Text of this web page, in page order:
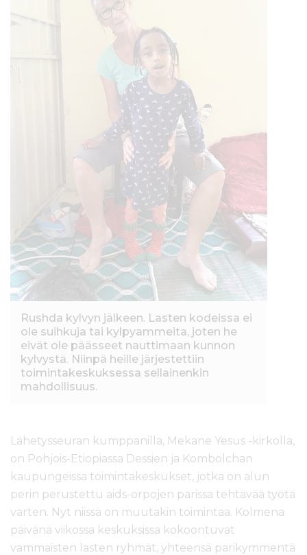
Rushda kylvyn jälkeen. Lasten kodeissa ei
ole suihkuja tai kylpyammeita, joten he
eivät ole päässeet nauttimaan kunnon
kylvystä. Niinpä heille järjestettiin
toimintakeskuksessa sellainenkin
mahdollisuus.
Lähetysseuran kumppanilla, Mekane Yesus -kirkolla,
on Pohjois-Etiopiassa Dessien ja Kombolchan
kaupungeissa toimintakeskukset, jotka on alun
perin perustettu aids-orpojen parissa tehtävää työtä
varten. Nyt niissä on muutakin toimintaa. Kolmena
päivänä viikossa keskuksissa kokoontuvat
vammaisten lasten ryhmät, yhteensä parikymmentä